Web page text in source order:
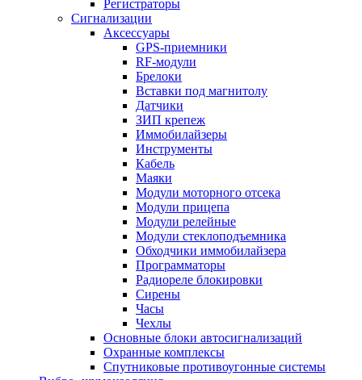
Регистраторы
Сигнализации
Аксессуары
GPS-приемники
RF-модули
Брелоки
Вставки под магнитолу
Датчики
ЗИП крепеж
Иммобилайзеры
Инструменты
Кабель
Маяки
Модули моторного отсека
Модули прицепа
Модули релейные
Модули стеклоподъемника
Обходчики иммобилайзера
Программаторы
Радиореле блокировки
Сирены
Часы
Чехлы
Основные блоки автосигнализаций
Охранные комплексы
Спутниковые противоугонные системы